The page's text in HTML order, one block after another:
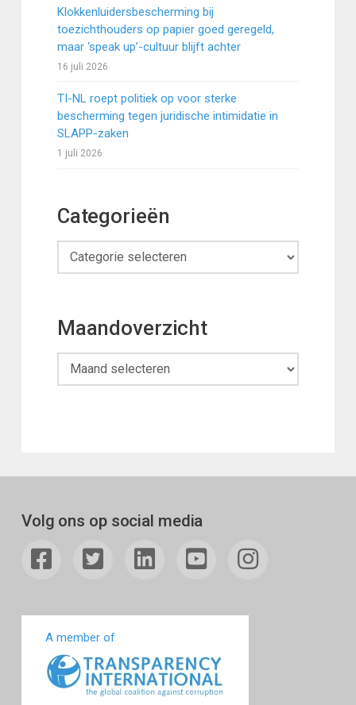
Klokkenluidersbescherming bij
toezichthouders op papier goed geregeld,
maar ‘speak up’-cultuur blijft achter
16 juli 2026
TI-NL roept politiek op voor sterke
bescherming tegen juridische intimidatie in
SLAPP-zaken
1 juli 2026
Categorieën
Categorieën
Maandoverzicht
Maandoverzicht
Volg ons op social media
A member of